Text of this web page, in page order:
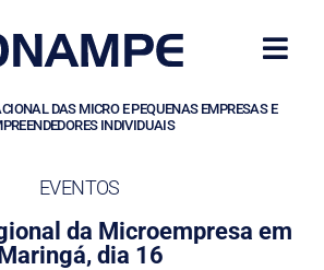
DAS MICRO E PEQUENAS EMPRESAS E
INDIVIDUAIS
EVENTOS
da Microempresa em
dia 16